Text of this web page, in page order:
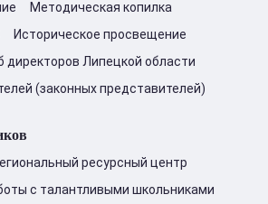
Методическая копилка
Историческое просвещение
директоров Липецкой области
(законных представителей)
ресурсный центр
с талантливыми школьниками